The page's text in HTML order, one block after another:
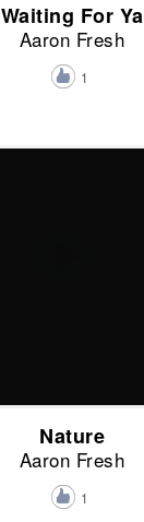
Waiting For Ya
Aaron Fresh
1
Nature
Aaron Fresh
1